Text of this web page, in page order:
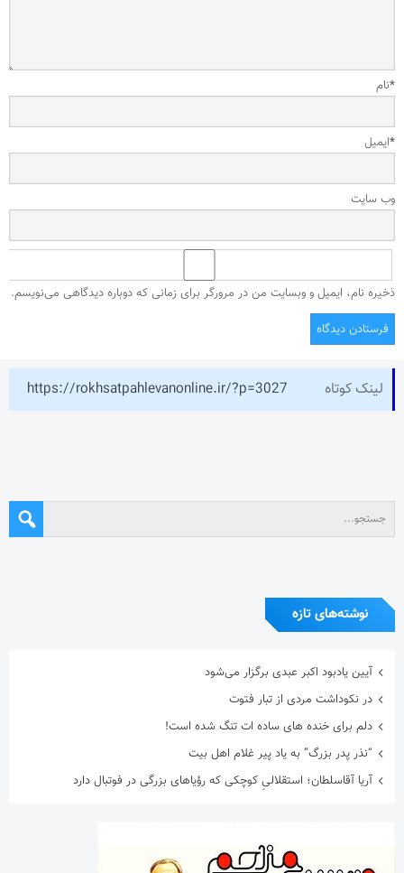
نام*
ایمیل*
وب‌ سایت
ذخیره نام، ایمیل و وبسایت من در مرورگر برای زمانی که دوباره دیدگاهی می‌نویسم.
لینک کوتاه https://rokhsatpahlevanonline.ir/?p=3027
نوشته‌های تازه
آیین یادبود اکبر عبدی برگزار می‌شود
در نکوداشت مردی از تبار فتوت
دلم برای خنده های ساده ات تنگ شده است!
“نذر پدر بزرگ” به یاد پیر غلام اهل بیت
آریا آقاسلطان؛ استقلالیِ کوچکی که رؤیاهای بزرگی در فوتبال دارد